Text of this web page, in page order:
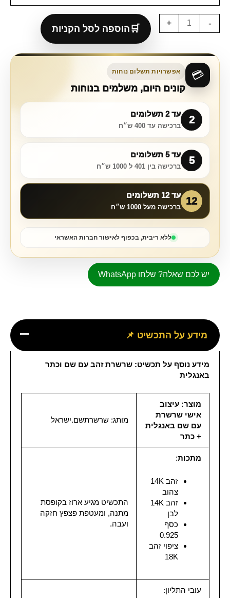
-
+
הוספה לסל הקניות
💳 אפשרויות תשלום נוחות
קונים היום, משלמים בנוחות
2
עד 2 תשלומים
ברכישה עד 400 ש״ח
5
עד 5 תשלומים
ברכישה בין 401 ל 1000 ש״ח
12
עד 12 תשלומים
ברכישה מעל 1000 ש״ח
ללא ריבית, בכפוף לאישור חברות האשראי
יש לכם שאלה? שלחו WhatsApp
מידע על התכשיט 📌
מידע נוסף על תכשיט: שרשרת זהב עם שם וכתר
באנגלית
מוצר: עיצוב
אישי שרשרת
עם שם באנגלית
+ כתר
מותג:שרשרתשם.ישראל
מתכות:
זהב 14K
צהוב
זהב 14K
לבן
כסף
0.925
ציפוי זהב
18K
התכשיט מגיע ארוז בקופסת
מתנה, ומעטפת פצפץ חזקה
ועבה.
עובי התליון: